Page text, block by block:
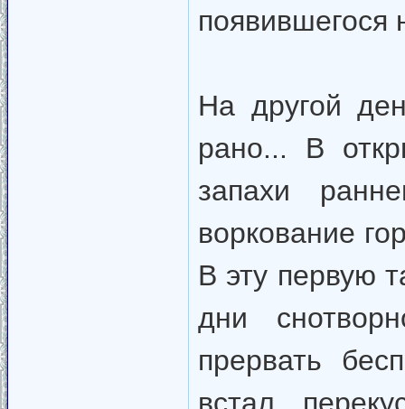
появившегося
На другой
рано... В
запахи
воркование
В эту первую
дни
прервать